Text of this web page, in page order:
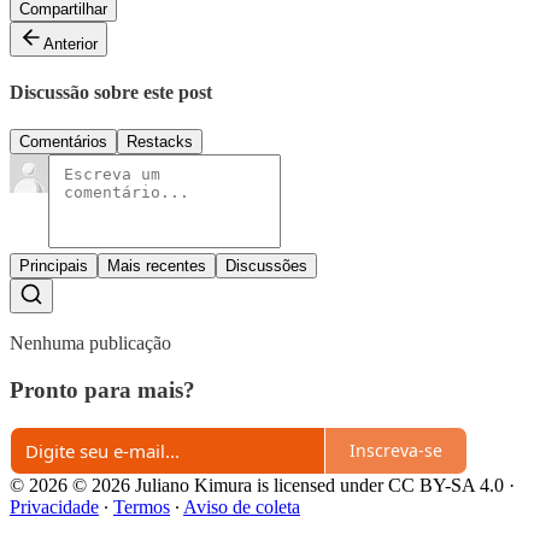
Compartilhar
Anterior
Discussão sobre este post
Comentários Restacks
Principais Mais recentes Discussões
Nenhuma publicação
Pronto para mais?
Inscreva-se
© 2026 © 2026 Juliano Kimura is licensed under CC BY-SA 4.0 ·
Privacidade ∙ Termos ∙ Aviso de coleta